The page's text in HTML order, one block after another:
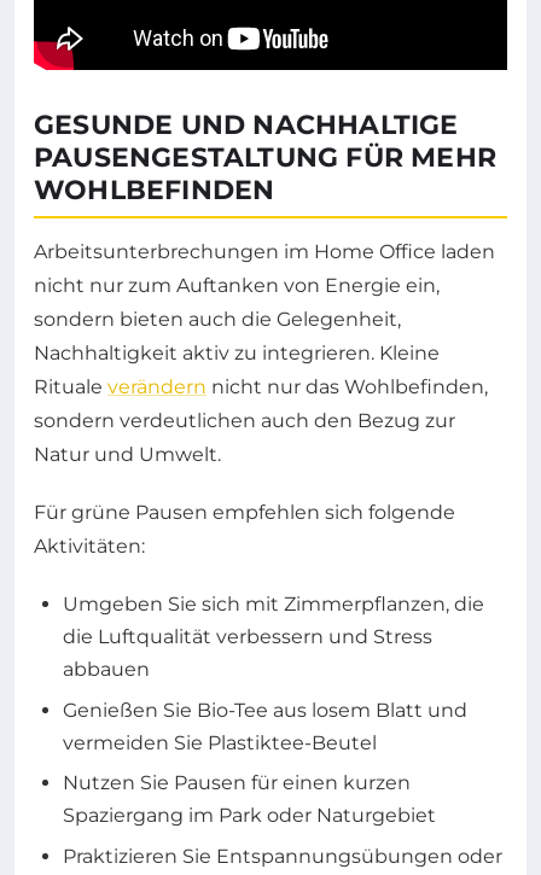
GESUNDE UND NACHHALTIGE
PAUSENGESTALTUNG FÜR MEHR
WOHLBEFINDEN
Arbeitsunterbrechungen im Home Office laden
nicht nur zum Auftanken von Energie ein,
sondern bieten auch die Gelegenheit,
Nachhaltigkeit aktiv zu integrieren. Kleine
Rituale verändern nicht nur das Wohlbefinden,
sondern verdeutlichen auch den Bezug zur
Natur und Umwelt.
Für grüne Pausen empfehlen sich folgende
Aktivitäten:
Umgeben Sie sich mit Zimmerpflanzen, die
die Luftqualität verbessern und Stress
abbauen
Genießen Sie Bio-Tee aus losem Blatt und
vermeiden Sie Plastiktee-Beutel
Nutzen Sie Pausen für einen kurzen
Spaziergang im Park oder Naturgebiet
Praktizieren Sie Entspannungsübungen oder